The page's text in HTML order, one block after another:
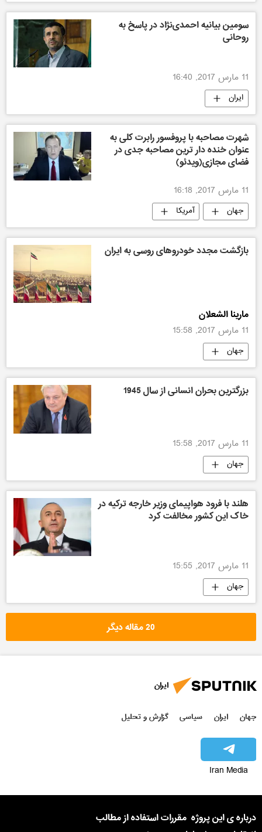
سومین بیانیه احمدی‌نژاد در پاسخ به
روحانی
11 مارس 2017, 16:40
ایران
شهرت مصاحبه با پروفسور رابرت کلی به
عنوان خنده دار ترین مصاحبه جدی در
فضای مجازی(ویدئو)
11 مارس 2017, 16:18
جهان آمریکا
بازگشت مجدد خودروهای روسی به ایران
مارینا الشعلان
11 مارس 2017, 15:58
جهان
بزرگترین بحران انسانی از سال 1945
11 مارس 2017, 15:58
جهان
هلند با فرود هواپیمای وزیر خارجه ترکیه در
خاک این کشور مخالفت کرد
11 مارس 2017, 15:55
جهان
20 مقاله دیگر
ایران
جهان ایران سیاسی گزارش و تحلیل
Iran Media
درباره ی این پروژه مقررات استفاده از مطالب